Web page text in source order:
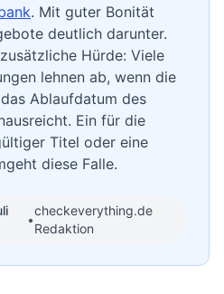
. Mit guter Bonität
deutlich darunter.
Hürde: Viele
lehnen ab, wenn die
Ablaufdatum des
Ein für die
Titel oder eine
diese Falle.
•
checkeverything.de
Redaktion